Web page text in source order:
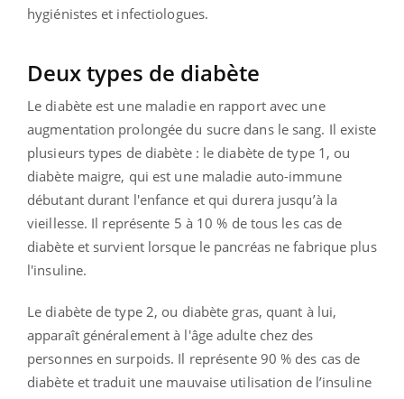
hygiénistes et infectiologues.
Deux types de diabète
Le diabète est une maladie en rapport avec une
augmentation prolongée du sucre dans le sang. Il existe
plusieurs types de diabète : le diabète de type 1, ou
diabète maigre, qui est une maladie auto-immune
débutant durant l'enfance et qui durera jusqu’à la
vieillesse. Il représente 5 à 10 % de tous les cas de
diabète et survient lorsque le pancréas ne fabrique plus
l'insuline.
Le diabète de type 2, ou diabète gras, quant à lui,
apparaît généralement à l'âge adulte chez des
personnes en surpoids. Il représente 90 % des cas de
diabète et traduit une mauvaise utilisation de l’insuline